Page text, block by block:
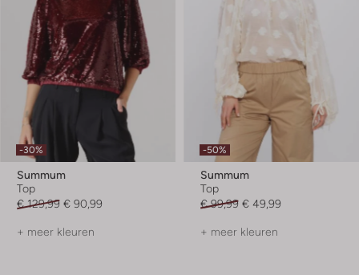
-30%
Summum
Top
€ 129,99 € 90,99
+ meer kleuren
-50%
Summum
Top
€ 99,99 € 49,99
+ meer kleuren